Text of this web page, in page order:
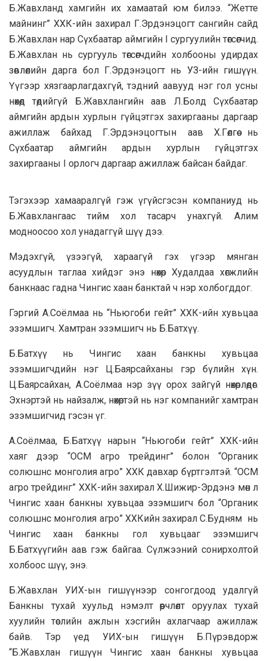
Б.Жавхланд хамгийн их хамаатай юм билээ. “Жетте
майнинг” ХХК-ийн захирал Г.Эрдэнэцогт сангийн сайд
Б.Жавхлан нар Сүхбаатар аймгийн I сургуулийн төгсөгчид.
Б.Жавхлан нь сургууль төгсөгчдийн холбооны удирдах
зөвлөлийн дарга бол Г.Эрдэнэцогт нь УЗ-ийн гишүүн.
Үүгээр хязгаарлагдахгүй, тэдний аавууд нэг гол усны
нөхөд төдийгүй Б.Жавхлангийн аав Л.Болд Сүхбаатар
аймгийн ардын хурлын гүйцэтгэх захиргааны даргаар
ажиллаж байхад Г.Эрдэнэцогтын аав Х.Гөлгөө нь
Сүхбаатар аймгийн ардын хурлын гүйцэтгэх
захиргааны I орлогч даргаар ажиллаж байсан байдаг.
Тэгэхээр хамааралгүй гэж үгүйсгэсэн компаниуд нь
Б.Жавхлангаас тийм хол тасарч унахгүй. Алим
модноосоо хол унадаггүй шүү дээ.
Мэдэхгүй, үзээгүй, хараагүй гэх үгээр мянган
асуудлын таглаа хийдэг энэ нөхөр Худалдаа хөгжлийн
банкнаас гадна Чингис хаан банктай ч нэр холбогддог.
Гэргий А.Соёлмаа нь “Ньюгоби гейт” ХХК-ийн хувьцаа
эзэмшигч. Хамтран эзэмшигч нь Б.Батхүү.
Б.Батхүү нь Чингис хаан банкны хувьцаа
эзэмшигчдийн нэг Ц.Баярсайханы гэр бүлийн хүн.
Ц.Баярсайхан, А.Соёлмаа нэр зүү орох зайгүй нөхөрлөдөг.
Эхнэртэй нь найзалж, нөхөртэй нь нэг компанийг хамтран
эзэмшигчид гэсэн үг.
А.Соёлмаа, Б.Батхүү нарын “Ньюгоби гейт” ХХК-ийн
хаяг дээр “ОСМ агро трейдинг” болон “Органик
солюшнс монголия агро” ХХК давхар бүртгэлтэй. “ОСМ
агро трейдинг” ХХК-ийн захирал Х.Шижир-Эрдэнэ мөн л
Чингис хаан банкны хувьцаа эзэмшигч бол “Органик
солюшнс монголия агро” ХХКийн захирал С.Будням нь
Чингис хаан банкны гол хувьцааг эзэмшигч
Б.Батхүүгийн аав гэж байгаа. Сүлжээний сонирхолтой
холбоос шүү, энэ.
Б.Жавхлан УИХ-ын гишүүнээр сонгогдоод удалгүй
Банкны тухай хуульд нэмэлт өөрчлөлт оруулах тухай
хуулийн төслийн ажлын хэсгийн ахлагчаар ажиллаж
байв. Тэр үед УИХ-ын гишүүн Б.Пүрэвдорж
“Б.Жавхлан гишүүн Чингис хаан банкны хувьцаа